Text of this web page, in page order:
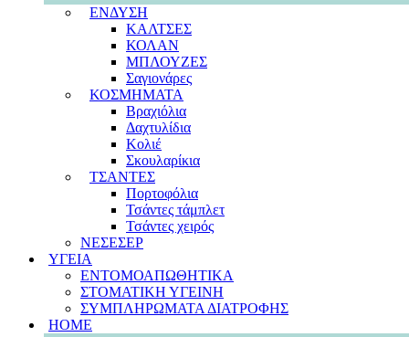
ΕΝΔΥΣΗ
ΚΑΛΤΣΕΣ
ΚΟΛΑΝ
ΜΠΛΟΥΖΕΣ
Σαγιονάρες
ΚΟΣΜΗΜΑΤΑ
Βραχιόλια
Δαχτυλίδια
Κολιέ
Σκουλαρίκια
ΤΣΑΝΤΕΣ
Πορτοφόλια
Τσάντες τάμπλετ
Τσάντες χειρός
ΝΕΣΕΣΕΡ
ΥΓΕΙΑ
ΕΝΤΟΜΟΑΠΩΘΗΤΙΚΑ
ΣΤΟΜΑΤΙΚΗ ΥΓΕΙΝΗ
ΣΥΜΠΛΗΡΩΜΑΤΑ ΔΙΑΤΡΟΦΗΣ
HOME